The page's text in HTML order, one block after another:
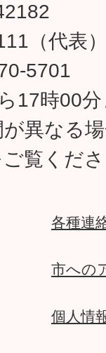
（代表
5701
17時00
が異なる
覧くだ
各種連
市への
個人情